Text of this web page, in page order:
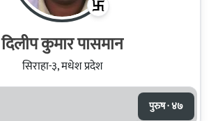
दिलीप कुमार पासमान
सिराहा-३, मधेश प्रदेश
पुरुष · ४७